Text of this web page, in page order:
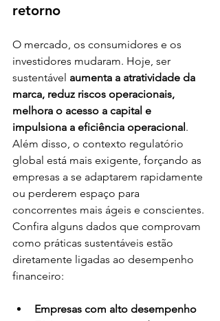
retorno
O mercado, os consumidores e os
investidores mudaram. Hoje, ser
sustentável aumenta a atratividade da
marca, reduz riscos operacionais,
melhora o acesso a capital e
impulsiona a eficiência operacional.
Além disso, o contexto regulatório
global está mais exigente, forçando as
empresas a se adaptarem rapidamente
ou perderem espaço para
concorrentes mais ágeis e conscientes.
Confira alguns dados que comprovam
como práticas sustentáveis estão
diretamente ligadas ao desempenho
financeiro:
Empresas com alto desempenho